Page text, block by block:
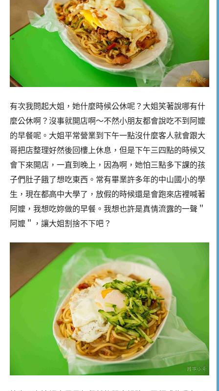
有次我問起大姐，她什麼時候公休呢？大姐笑著說哪有什
麼公休啊？沒事就開店啊～不然小朋友都會說吃不到阿嬤
的早餐呢。大姐平常營業到下午一點沒什麼客人就會跟大
哥把店整理好然後回樓上休息，但是下午三四點的時候又
會下來開店，一直到晚上，因為啊，她怕三點多下課的孩
子們肚子餓了想吃東西。常有畢業許多年的中山國小的學
生，現在都高中大學了，放假的時候還是會跑來店裡喊著
阿嬤，我想吃妳做的早餐。我想也許是真情流露的一聲＂
阿嬤＂，讓大姐割捨不下吧？